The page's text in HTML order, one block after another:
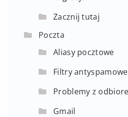
Zacznij tutaj
Poczta
Aliasy pocztowe
Filtry antyspamowe
Problemy z
Gmail